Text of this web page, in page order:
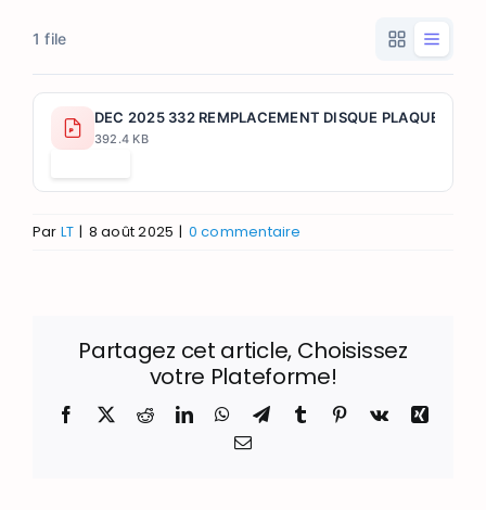
1 file
DEC 2025 332 REMPLACEMENT DISQUE
392.4 KB
Par LT | 8 août 2025 | 0 commentaire
Partagez cet article, Choisissez
votre Plateforme!
Facebook
X RedditLinkedInWhatsApp
TelegramTumblr Pinterest
Vk
Xing
Email